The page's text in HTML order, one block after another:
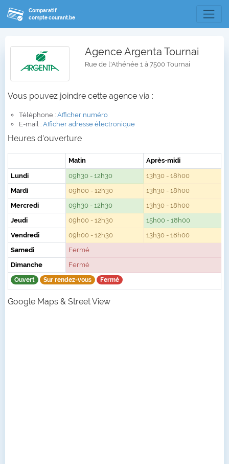
Comparatif
compte courant.be
Agence Argenta Tournai
Rue de l'Athénée 1 à 7500 Tournai
Vous pouvez joindre cette agence via :
Téléphone : Afficher numéro
E-mail : Afficher adresse électronique
Heures d'ouverture
Matin
Après-midi
Lundi
09h30 - 12h30
13h30 - 18h00
Mardi
09h00 - 12h30
13h30 - 18h00
Mercredi
09h30 - 12h30
13h30 - 18h00
Jeudi
09h00 - 12h30
15h00 - 18h00
Vendredi
09h00 - 12h30
13h30 - 18h00
Samedi
Fermé
Dimanche
Fermé
Ouvert Sur rendez-vous Fermé
Google Maps & Street View